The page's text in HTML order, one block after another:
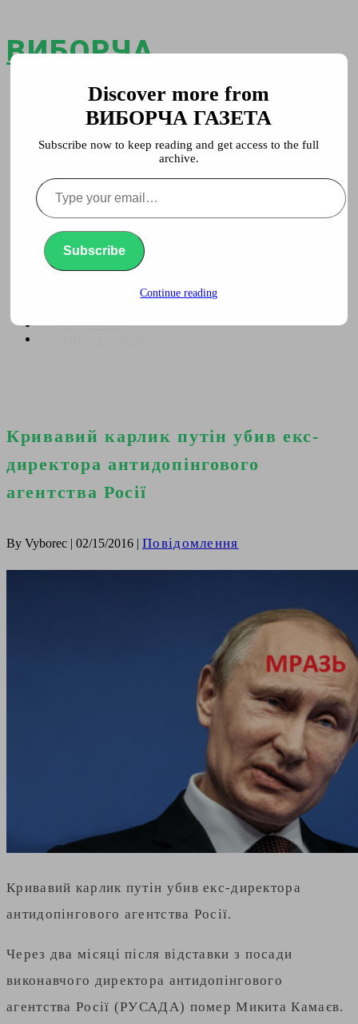
ВИБОРЧАГАЗЕТА
Повідомлення
Увага
Політика
Суспільство
Пропозиції
Написати нам
ПОВІДОМЛЕННЯ
УВАГА
СВОБОДА СЛОВА
ПРОПОЗИЦІЇ
Кривавий карлик путін убив екс-
директора антидопінгового
агентства Росії
By Vyborec | 02/15/2016 | Повідомлення
Кривавий карлик путін убив екс-директора
антидопінгового агентства Росії.
Через два місяці після відставки з посади
виконавчого директора антидопінгового
агентства Росії (РУСАДА) помер Микита Камаєв.
Discover more from
ВИБОРЧА ГАЗЕТА
Subscribe now to keep reading and get access to the full
archive.
Type
your
email…
Subscribe
Continue reading